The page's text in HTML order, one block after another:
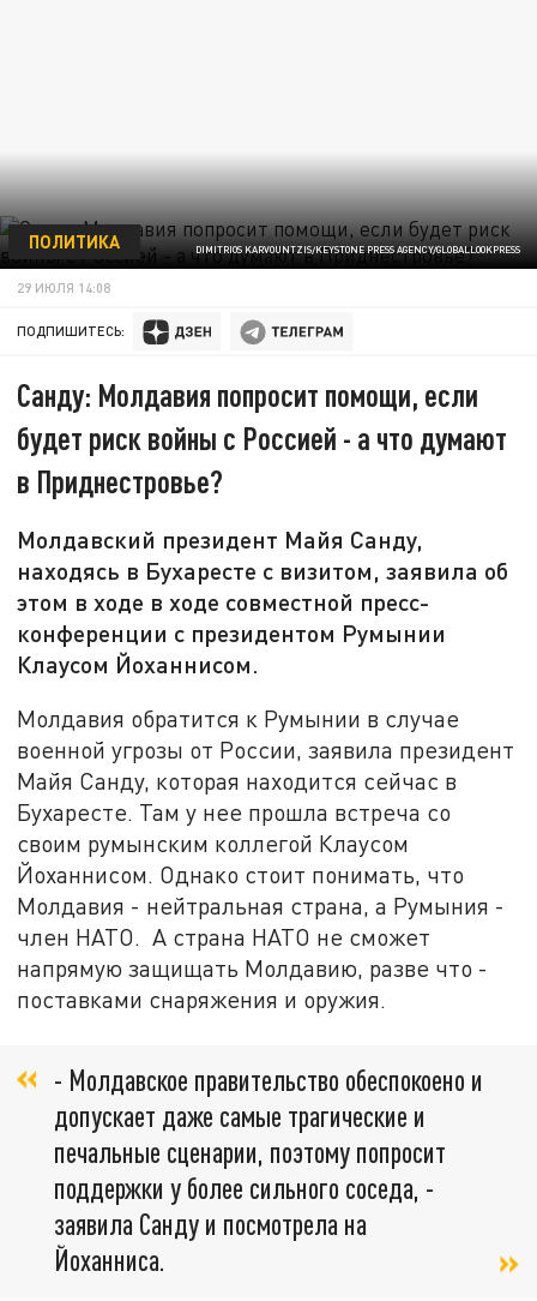
DIMITRIOS KARVOUNTZIS/KEYSTONE PRESS AGENCY/GLOBALLOOKPRESS
ПОЛИТИКА
29 ИЮЛЯ 14:08
ПОДПИШИТЕСЬ:
Санду: Молдавия попросит помощи, если
будет риск войны с Россией - а что думают
в Приднестровье?
Молдавский президент Майя Санду,
находясь в Бухаресте с визитом, заявила об
этом в ходе в ходе совместной пресс-
конференции с президентом Румынии
Клаусом Йоханнисом.
Молдавия обратится к Румынии в случае
военной угрозы от России, заявила президент
Майя Санду, которая находится сейчас в
Бухаресте. Там у нее прошла встреча со
своим румынским коллегой Клаусом
Йоханнисом. Однако стоит понимать, что
Молдавия - нейтральная страна, а Румыния -
член НАТО. А страна НАТО не сможет
напрямую защищать Молдавию, разве что -
поставками снаряжения и оружия.
- Молдавское правительство обеспокоено и
допускает даже самые трагические и
печальные сценарии, поэтому попросит
поддержки у более сильного соседа, -
заявила Санду и посмотрела на
Йоханниса.